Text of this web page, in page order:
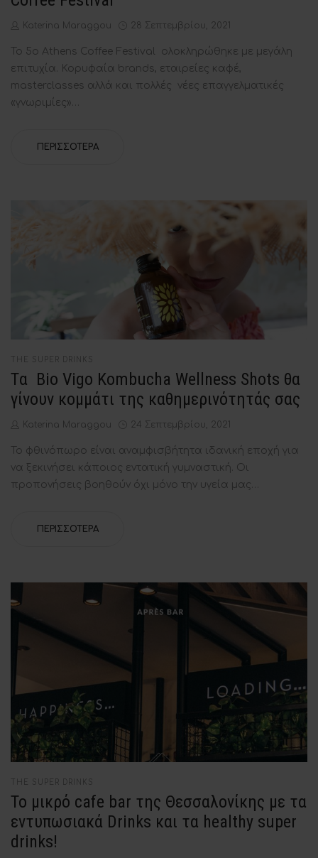
by
Katerina Maraggou
Posted
28 Σεπτεμβρίου, 2021
To 5ο Athens Coffee Festival ολοκληρώθηκε με μεγάλη
επιτυχία. Κορυφαία brands, εταιρείες καφέ,
masterclasses αλλά και πολλές νέες επαγγελματικές
«γνωριμίες»…
ΠΕΡΙΣΣΌΤΕΡΑ
POSTED
THE SUPER DRINKS
Tα Bio Vigo Kombucha Wellness Shots θα
γίνουν κομμάτι της καθημερινότητάς σας
by
Katerina Maraggou
Posted
24 Σεπτεμβρίου, 2021
Το φθινόπωρο είναι αναμφισβήτητα ιδανική εποχή για
να ξεκινήσει κάποιος εντατική γυμναστική. Οι
προπονήσεις βοηθούν όχι μόνο την υγεία μας…
ΠΕΡΙΣΣΌΤΕΡΑ
POSTED
THE SUPER DRINKS
Το μικρό cafe bar της Θεσσαλονίκης με τα
εντυπωσιακά Drinks και τα healthy super
drinks!